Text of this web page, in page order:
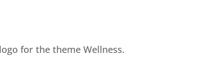
for the theme Wellness.